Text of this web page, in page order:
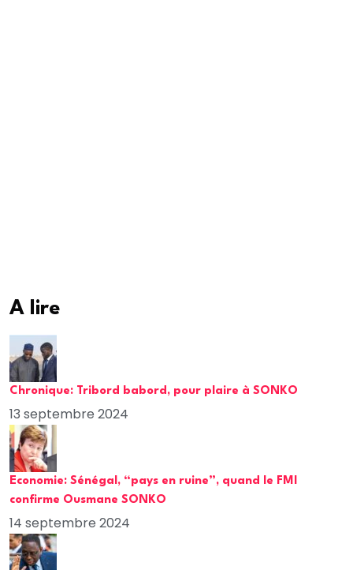
A lire
Chronique: Tribord babord, pour plaire à SONKO
13 septembre 2024
Economie: Sénégal, “pays en ruine”, quand le FMI
confirme Ousmane SONKO
14 septembre 2024